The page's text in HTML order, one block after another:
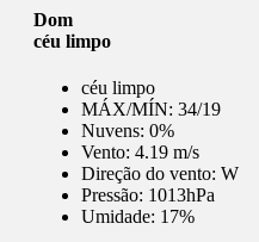
Dom
céu limpo
céu limpo
MÁX/MÍN: 34/19
Nuvens: 0%
Vento: 4.19 m/s
Direção do vento: W
Pressão: 1013hPa
Umidade: 17%